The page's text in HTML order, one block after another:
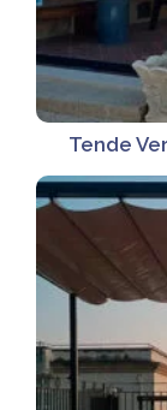
Tende